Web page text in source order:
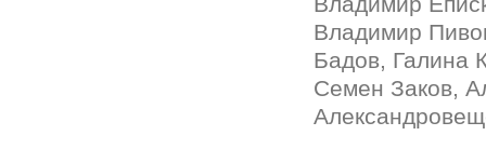
Владимир
Бадов, Галина
Семен Заков,